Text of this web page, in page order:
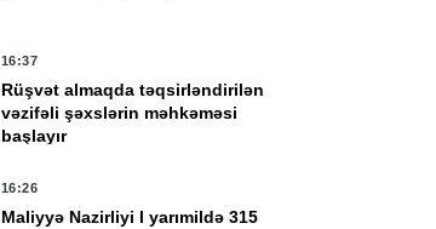
16:37
Rüşvət almaqda təqsirləndirilən
vəzifəli şəxslərin məhkəməsi
başlayır
16:26
Maliyyə Nazirliyi I yarımildə 315